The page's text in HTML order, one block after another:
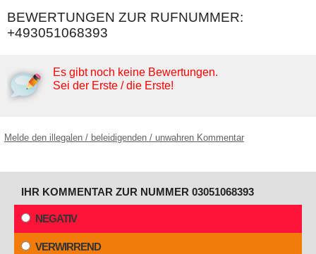
BEWERTUNGEN ZUR RUFNUMMER:
+493051068393
Es gibt noch keine Bewertungen.
Sei der Erste / die Erste!
Melde den illegalen / beleidigenden / unwahren Kommentar
IHR KOMMENTAR ZUR NUMMER 03051068393
NEGATIV
VERWIRREND